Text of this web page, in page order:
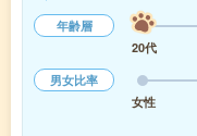
年齢層
20代
男女比率
女性